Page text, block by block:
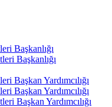
Başkanlığı
Başkanlığı
Başkan Yardımcılığı
Başkan Yardımcılığı
Başkan Yardımcılığı